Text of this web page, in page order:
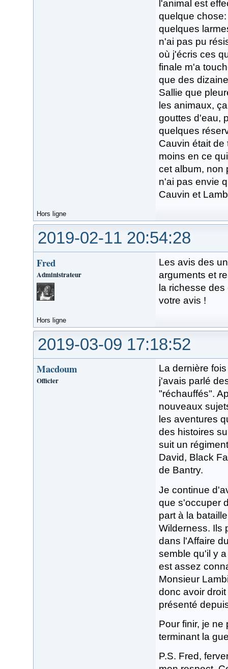
l'animal est
quelque
quelques
n'ai pas pu
où j'écris ces
finale m'a
que des
Sallie que
les animaux,
gouttes d'eau,
quelques
Cauvin était
moins en ce
cet album, non
n'ai pas envie
Cauvin et
Hors ligne
2019-02-11 20:54:28
Fred
Administrateur
Les avis des
arguments et
la richesse
votre avis !
Hors ligne
2019-03-09 17:18:52
Macdoum
Officier
La dernière
j'avais parlé
"réchauffés".
nouveaux
les aventures
des histoires
suit un
David, Black
de Bantry.
Je continue
que s'occuper
part à la
Wilderness. Ils
dans l'Affaire
semble qu'il y
est assez
Monsieur
donc avoir
présenté
Pour finir, je
terminant la
P.S. Fred,